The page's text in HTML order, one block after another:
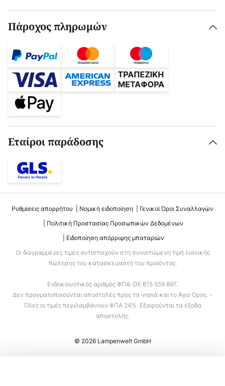
Πάροχος πληρωμών
Εταίροι παράδοσης
Ρυθμίσεις απορρήτου Νομική ειδοποίηση
Γενικοί Όροι Συναλλαγών
Πολιτική Προστασίας Προσωπικών Δεδομένων
Ειδοποίηση απόρριψης μπαταριών
Οι διαγραμμένες τιμές αντιστοιχούν στη συνιστώμενη τιμή λιανικής
πώλησης του κατασκευαστή του προϊόντος.
Ενδοκοινοτικός αριθμός ΦΠΑ: DE 815 559 897.
Δεν πραγματοποιούνται αποστολές προς τα νησιά και το Άγιο Όρος. -
Όλες οι τιμές περιλαμβάνουν ΦΠΑ 24%. Εξαιρούνται τα έξοδα
αποστολής.
© 2026 Lampenwelt GmbH